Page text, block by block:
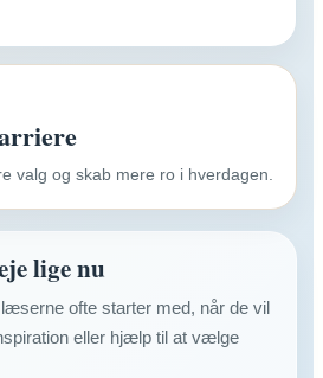
valg og skab mere ro i hverdagen.
lige nu
ofte starter med, når de vil
eller hjælp til at vælge